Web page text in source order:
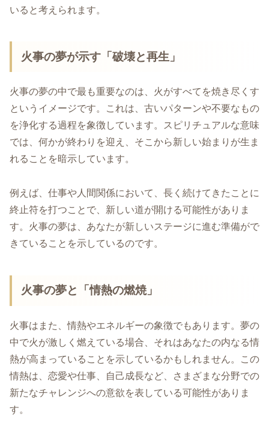
いると考えられます。
火事の夢が示す「破壊と再生」
火事の夢の中で最も重要なのは、火がすべてを焼き尽くす
というイメージです。これは、古いパターンや不要なもの
を浄化する過程を象徴しています。スピリチュアルな意味
では、何かが終わりを迎え、そこから新しい始まりが生ま
れることを暗示しています。
例えば、仕事や人間関係において、長く続けてきたことに
終止符を打つことで、新しい道が開ける可能性がありま
す。火事の夢は、あなたが新しいステージに進む準備がで
きていることを示しているのです。
火事の夢と「情熱の燃焼」
火事はまた、情熱やエネルギーの象徴でもあります。夢の
中で火が激しく燃えている場合、それはあなたの内なる情
熱が高まっていることを示しているかもしれません。この
情熱は、恋愛や仕事、自己成長など、さまざまな分野での
新たなチャレンジへの意欲を表している可能性がありま
す。